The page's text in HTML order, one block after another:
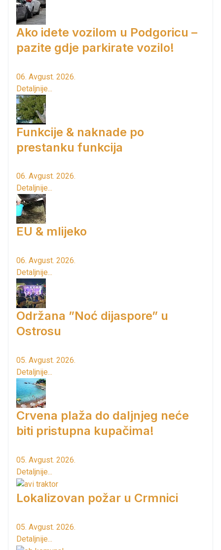
Ako idete vozilom u Podgoricu –
pazite gdje parkirate vozilo!
06. Avgust. 2026.
Detaljnije...
Funkcije & naknade po
prestanku funkcija
06. Avgust. 2026.
Detaljnije...
EU & mlijeko
06. Avgust. 2026.
Detaljnije...
Održana ”Noć dijaspore” u
Ostrosu
05. Avgust. 2026.
Detaljnije...
Crvena plaža do daljnjeg neće
biti pristupna kupačima!
05. Avgust. 2026.
Detaljnije...
Lokalizovan požar u Crmnici
05. Avgust. 2026.
Detaljnije...